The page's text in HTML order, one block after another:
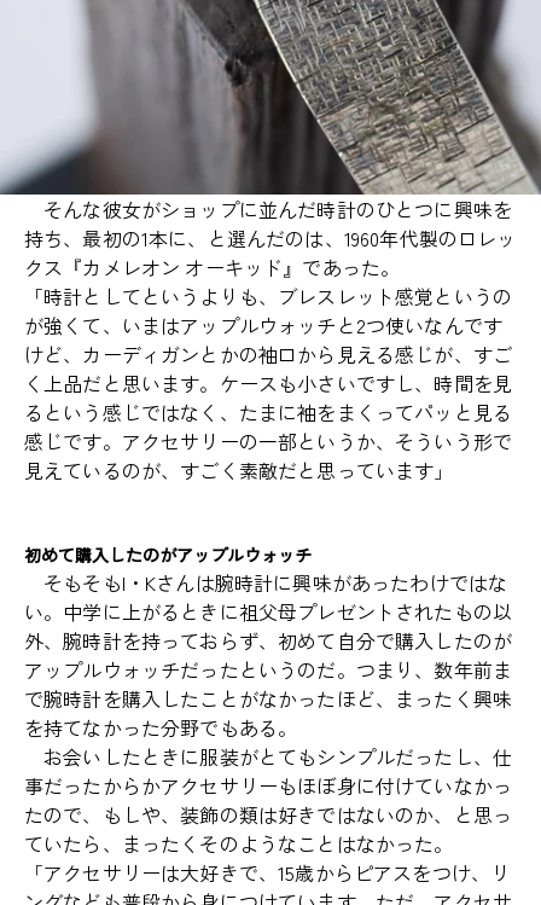
そんな彼女がショップに並んだ時計のひとつに興味を
持ち、最初の1本に、と選んだのは、1960年代製のロレッ
クス『カメレオン オーキッド』であった。
「時計としてというよりも、ブレスレット感覚というの
が強くて、いまはアップルウォッチと2つ使いなんです
けど、カーディガンとかの袖口から見える感じが、すご
く上品だと思います。ケースも小さいですし、時間を見
るという感じではなく、たまに袖をまくってパッと見る
感じです。アクセサリーの一部というか、そういう形で
見えているのが、すごく素敵だと思っています」
初めて購入したのがアップルウォッチ
そもそもI・Kさんは腕時計に興味があったわけではな
い。中学に上がるときに祖父母プレゼントされたもの以
外、腕時計を持っておらず、初めて自分で購入したのが
アップルウォッチだったというのだ。つまり、数年前ま
で腕時計を購入したことがなかったほど、まったく興味
を持てなかった分野でもある。
お会いしたときに服装がとてもシンプルだったし、仕
事だったからかアクセサリーもほぼ身に付けていなかっ
たので、もしや、装飾の類は好きではないのか、と思っ
ていたら、まったくそのようなことはなかった。
「アクセサリーは大好きで、15歳からピアスをつけ、リ